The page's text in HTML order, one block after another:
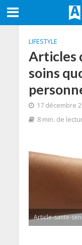
LIFESTYLE
Articles
soins
17 décembre
8 min. de
Article-sante-